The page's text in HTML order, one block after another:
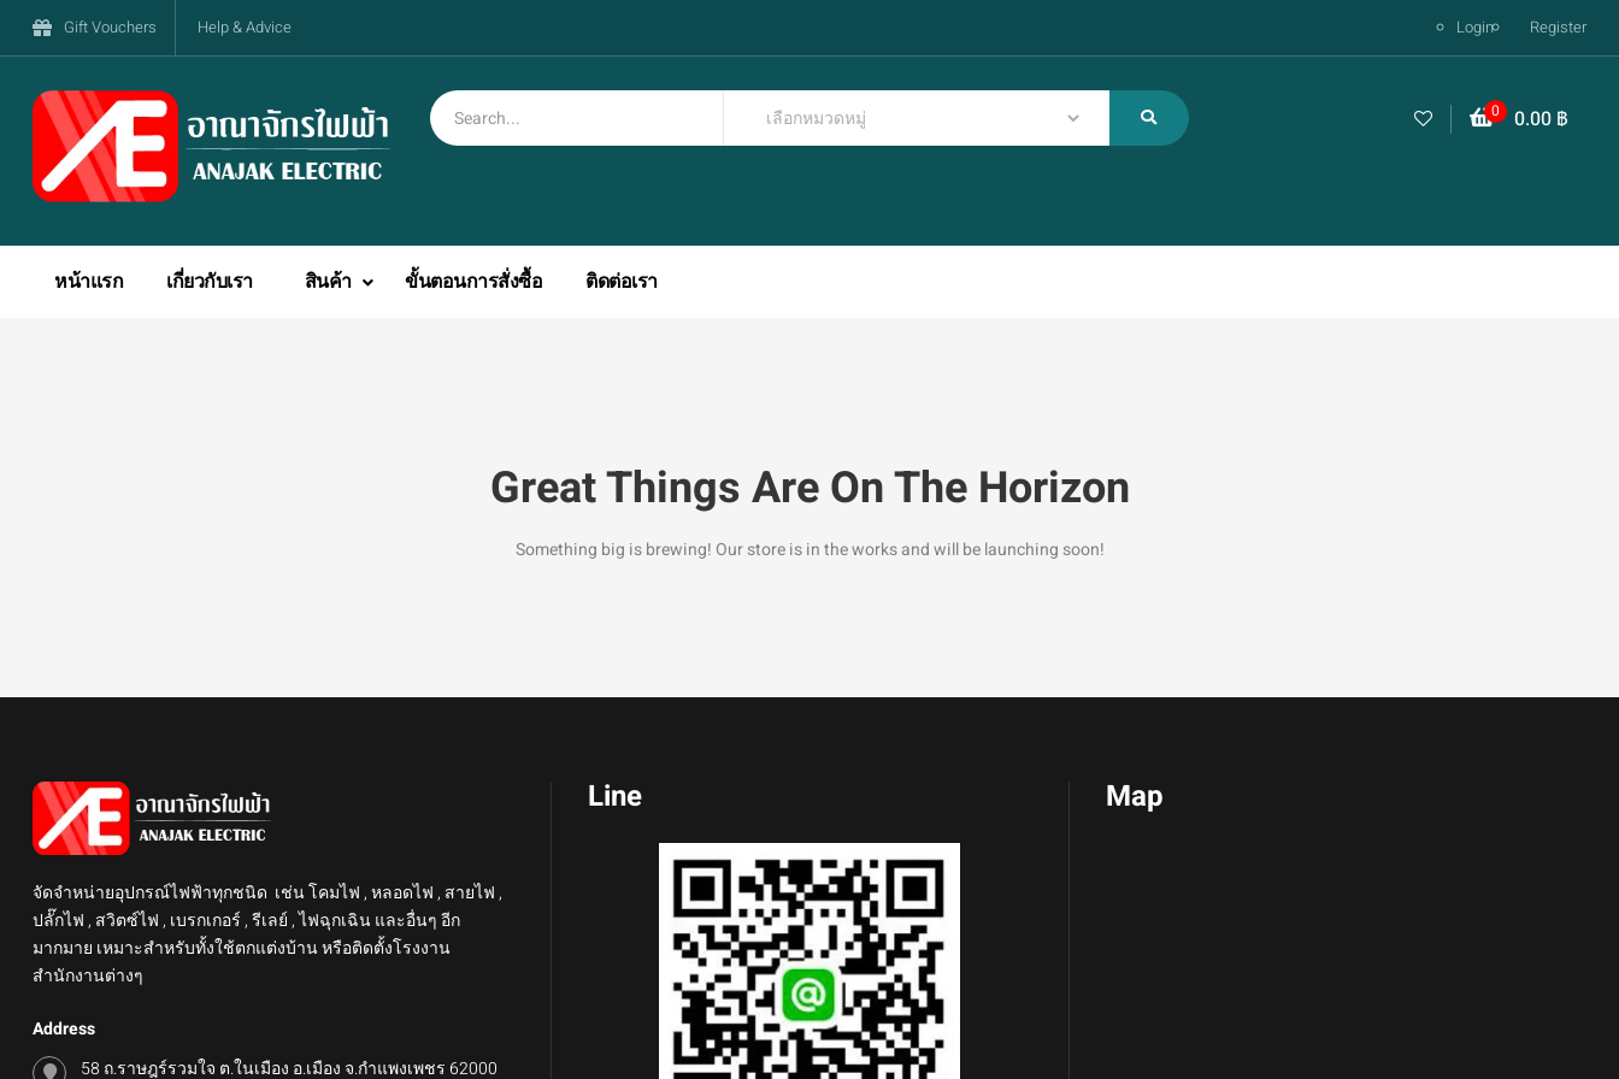
Gift Vouchers Help & Advice Login Register
0 0.00 ฿
หน้าแรก เกี่ยวกับเรา สินค้า ขั้นตอนการสั่งซื้อ ติดต่อเรา
Great Things Are On The Horizon
Something big is brewing! Our store is in the works and will be launching soon!
จัดจำหน่ายอุปกรณ์ไฟฟ้าทุกชนิด เช่น โคมไฟ , หลอดไฟ , สายไฟ ,
ปลั๊กไฟ , สวิตซ์ไฟ , เบรกเกอร์ , รีเลย์ , ไฟฉุกเฉิน และอื่นๆ อีก
มากมาย เหมาะสำหรับทั้งใช้ตกแต่งบ้าน หรือติดตั้งโรงงาน
สำนักงานต่างๆ
Address
58 ถ.ราษฎร์รวมใจ ต.ในเมือง อ.เมือง จ.กำแพงเพชร 62000
Line Map